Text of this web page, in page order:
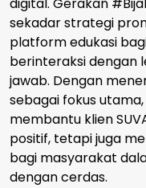
digital. Gerakan
sekadar strategi
platform edukasi
berinteraksi dengan
jawab. Dengan
sebagai fokus
membantu klien
positif, tetapi juga
bagi masyarakat
dengan cerdas.